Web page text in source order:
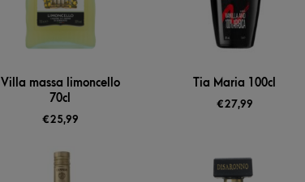
Villa massa limoncello
70cl
€25,99
Tia Maria 100cl
€27,99